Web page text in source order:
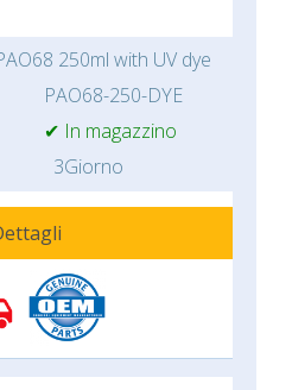
250ml with UV dye
PAO68-250-DYE
✔ In magazzino
3Giorno